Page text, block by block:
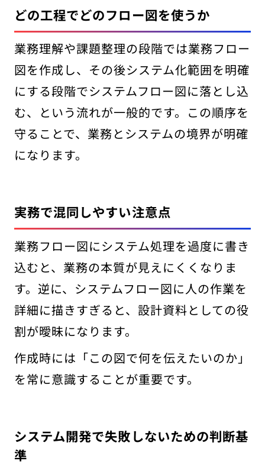
どの工程でどのフロー図を使うか
業務理解や課題整理の段階では業務フロー
図を作成し、その後システム化範囲を明確
にする段階でシステムフロー図に落とし込
む、という流れが一般的です。この順序を
守ることで、業務とシステムの境界が明確
になります。
実務で混同しやすい注意点
業務フロー図にシステム処理を過度に書き
込むと、業務の本質が見えにくくなりま
す。逆に、システムフロー図に人の作業を
詳細に描きすぎると、設計資料としての役
割が曖昧になります。
作成時には「この図で何を伝えたいのか」
を常に意識することが重要です。
システム開発で失敗しないための判断基
準